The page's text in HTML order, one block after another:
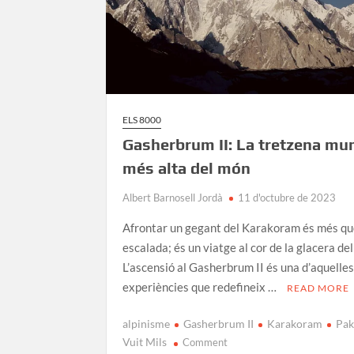
ELS 8000
Gasherbrum II: La tretzena
més alta del món
Albert Barnosell Jordà 11 d'octubre de 2023
Afrontar un gegant del Karakoram és més
escalada; és un viatge al cor de la glacera
L’ascensió al Gasherbrum II és una d’aquelles
experiències que redefineix …
READ MORE
alpinisme Gasherbrum II Karakoram
Vuit Mils
Commenton